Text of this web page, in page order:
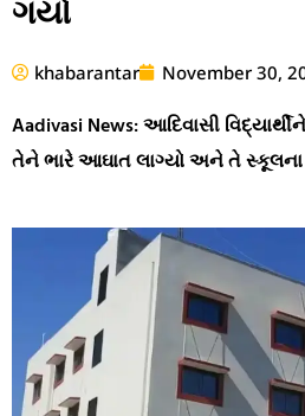
ગયો
khabarantar November 30,
Aadivasi News: આદિવાસી
તેને ભારે આઘાત લાગ્યો અને તે સ્કૂલના